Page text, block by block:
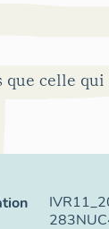
que celle